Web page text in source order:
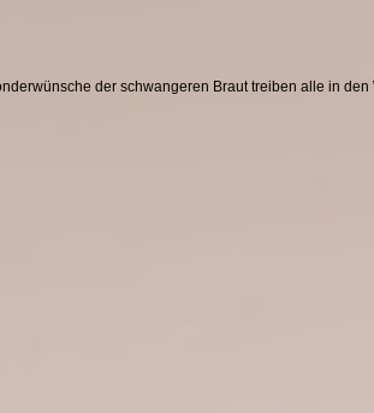
der schwangeren Braut treiben alle in den